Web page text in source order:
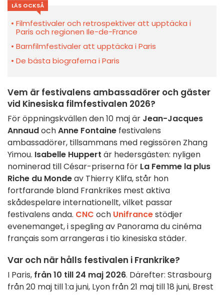
LÄS OCKSÅ
Filmfestivaler och retrospektiver att upptäcka i
Paris och regionen Ile-de-France
Barnfilmfestivaler att upptäcka i Paris
De bästa biograferna i Paris
Vem är festivalens ambassadörer och gäster
vid Kinesiska filmfestivalen 2026?
För öppningskvällen den 10 maj är Jean-Jacques
AnnaudochAnne Fontaine festivalens
ambassadörer, tillsammans med regissören Zhang
Yimou. Isabelle Huppert är hedersgästen: nyligen
nominerad till César-priserna för La Femme la plus
Riche du Mondeav Thierry Klifa, står hon
fortfarande bland Frankrikes mest aktiva
skådespelare internationellt, vilket passar
festivalens anda. CNC och Unifrancestödjer
evenemanget, i spegling av Panorama du cinéma
français som arrangeras i tio kinesiska städer.
Var och när hålls festivalen i Frankrike?
I Paris, från 10 till 24 maj 2026. Därefter: Strasbourg
från 20 maj till 1:a juni, Lyon från 21 maj till 18 juni, Brest